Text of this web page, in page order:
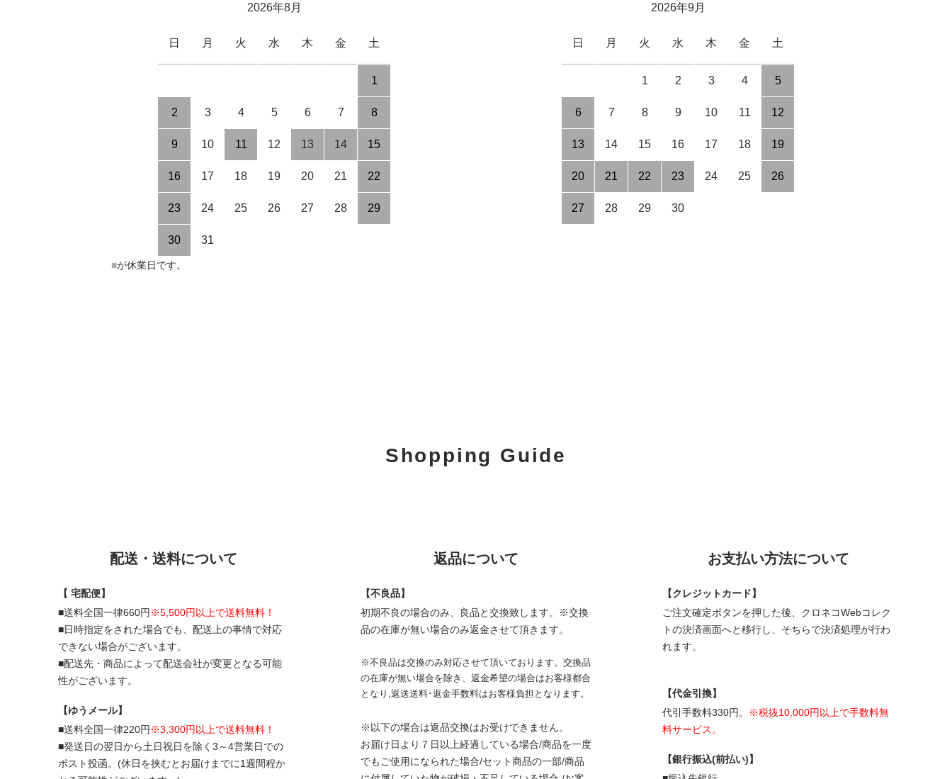
2026年8月
日 月 火 水 木 金 土
1
2 3 4 5 6 7 8
9 10 11 12 13 14 15
16 17 18 19 20 21 22
23 24 25 26 27 28 29
30 31
2026年9月
日 月 火 水 木 金 土
1 2 3 4 5
6 7 8 9 10 11 12
13 14 15 16 17 18 19
20 21 22 23 24 25 26
27 28 29 30
■が休業日です。
Shopping Guide
配送・送料について
【 宅配便】
■送料全国一律660円 ※5,500円以上で送料無料！
■日時指定をされた場合でも、配送上の事情で対応
できない場合がございます。
■配送先・商品によって配送会社が変更となる可能
性がございます。
【ゆうメール】
■送料全国一律220円 ※3,300円以上で送料無料！
■発送日の翌日から土日祝日を除く3～4営業日での
ポスト投函。(休日を挟むとお届けまでに1週間程か
返品について
【不良品】
初期不良の場合のみ、良品と交換致します。※交換
品の在庫が無い場合のみ返金させて頂きます。
※不良品は交換のみ対応させて頂いております。交換品
の在庫が無い場合を除き、返金希望の場合はお客様都合
となり,返送送料･返金手数料はお客様負担となります。
※以下の場合は返品交換はお受けできません。
お届け日より７日以上経過している場合/商品を一度
でもご使用になられた場合/セット商品の一部/商品
お支払い方法について
【クレジットカード】
ご注文確定ボタンを押した後、クロネコWebコレク
トの決済画面へと移行し、そちらで決済処理が行わ
れます。
【代金引換】
代引手数料330円。
※税抜10,000円以上で手数料無
料サービス。
【銀行振込(前払い)】